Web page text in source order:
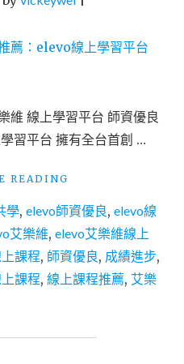
維 線上學習平台 師資優良
習平台 擁有全台首創 …
READING
線
上
程
│
學, elevo師資優良, elevo線
艾樂維, elevo艾樂維線上
課程, 師資優良, 成績進步,
課程, 線上課程推薦, 艾樂